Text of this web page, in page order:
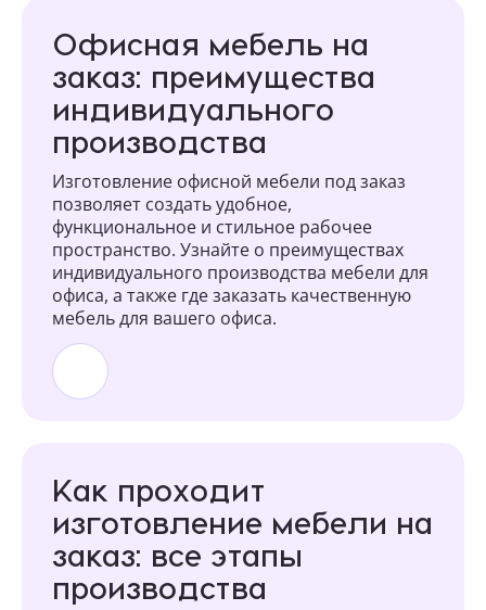
Офисная мебель на
заказ: преимущества
индивидуального
производства
Изготовление офисной мебели под заказ
позволяет создать удобное,
функциональное и стильное рабочее
пространство. Узнайте о преимуществах
индивидуального производства мебели для
офиса, а также где заказать качественную
мебель для вашего офиса.
Как проходит
изготовление мебели на
заказ: все этапы
производства